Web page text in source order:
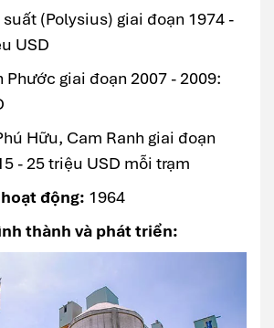
suất (Polysius) giai đoạn 1974 -
USD
Phước giai đoạn 2007 - 2009:
Hữu, Cam Ranh giai đoạn
- 25 triệu USD mỗi trạm
động: 1964
thành và phát triển: